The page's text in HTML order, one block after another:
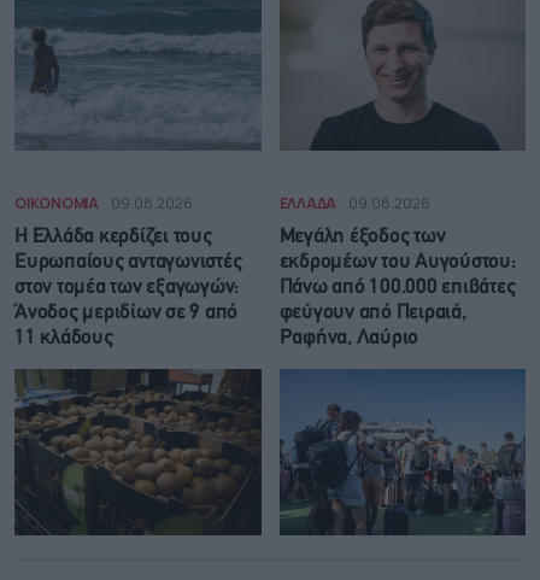
ΟΙΚΟΝΟΜΙΑ 09.08.2026
Η Ελλάδα κερδίζει τους
Ευρωπαίους ανταγωνιστές
στον τομέα των εξαγωγών:
Άνοδος μεριδίων σε 9 από
11 κλάδους
ΕΛΛΑΔΑ 09.08.2026
Μεγάλη έξοδος των
εκδρομέων του Αυγούστου:
Πάνω από 100.000 επιβάτες
φεύγουν από Πειραιά,
Ραφήνα, Λαύριο